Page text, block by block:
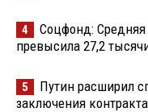
4
Соцфонд: Средняя
превысила 27,2
5
Путин расширил
заключения